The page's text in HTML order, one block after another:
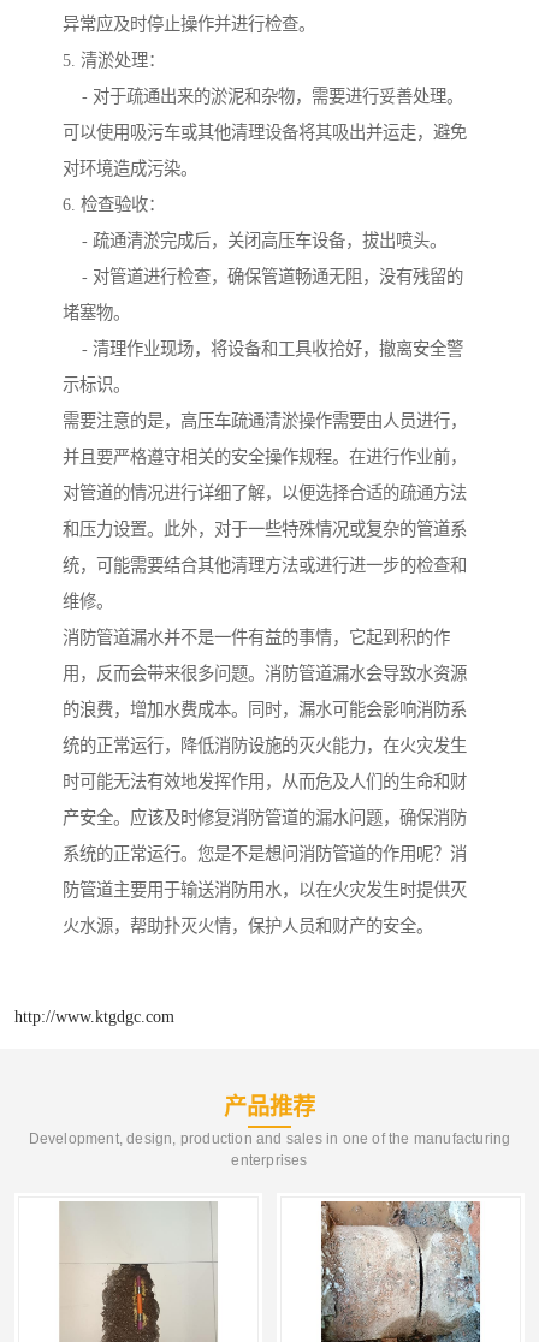
异常应及时停止操作并进行检查。
5. 清淤处理：
- 对于疏通出来的淤泥和杂物，需要进行妥善处理。
可以使用吸污车或其他清理设备将其吸出并运走，避免
对环境造成污染。
6. 检查验收：
- 疏通清淤完成后，关闭高压车设备，拔出喷头。
- 对管道进行检查，确保管道畅通无阻，没有残留的
堵塞物。
- 清理作业现场，将设备和工具收拾好，撤离安全警
示标识。
需要注意的是，高压车疏通清淤操作需要由人员进行，
并且要严格遵守相关的安全操作规程。在进行作业前，
对管道的情况进行详细了解，以便选择合适的疏通方法
和压力设置。此外，对于一些特殊情况或复杂的管道系
统，可能需要结合其他清理方法或进行进一步的检查和
维修。
消防管道漏水并不是一件有益的事情，它起到积的作
用，反而会带来很多问题。消防管道漏水会导致水资源
的浪费，增加水费成本。同时，漏水可能会影响消防系
统的正常运行，降低消防设施的灭火能力，在火灾发生
时可能无法有效地发挥作用，从而危及人们的生命和财
产安全。应该及时修复消防管道的漏水问题，确保消防
系统的正常运行。您是不是想问消防管道的作用呢？消
防管道主要用于输送消防用水，以在火灾发生时提供灭
火水源，帮助扑灭火情，保护人员和财产的安全。
http://www.ktgdgc.com
产品推荐
Development, design, production and sales in one of the manufacturing
enterprises